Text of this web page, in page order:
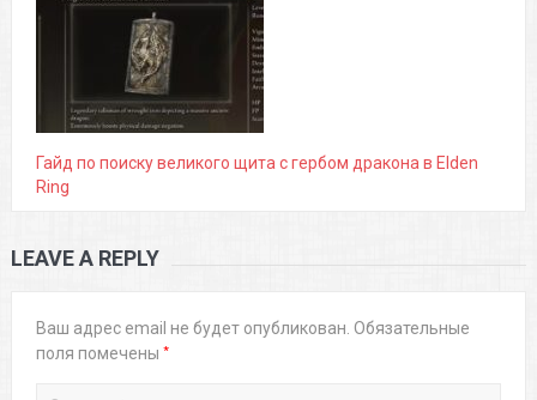
Гайд по поиску великого щита с гербом дракона в Elden
Ring
LEAVE A REPLY
Ваш адрес email не будет опубликован. Обязательные
поля помечены *